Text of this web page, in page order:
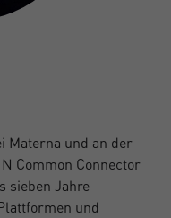
Materna und an der
Common Connector
sieben Jahre
und